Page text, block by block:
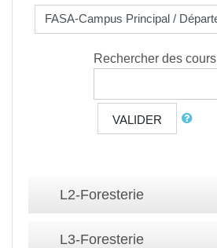
Rechercher des cours
VALIDER
L2-Foresterie
L3-Foresterie